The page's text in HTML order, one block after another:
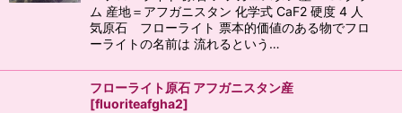
ム 産地＝アフガニスタン 化学式 CaF2 硬度 4 人
気原石 フローライト 票本的価値のある物でフロ
ーライトの名前は 流れるという…
フローライト原石 アフガニスタン産
[fluoriteafgha2]